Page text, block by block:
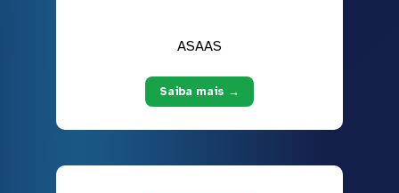
ASAAS
Saiba mais →